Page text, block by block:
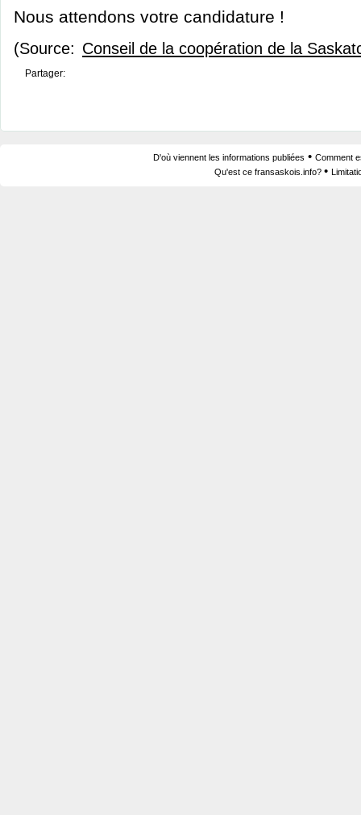
Nous attendons votre candidature !
(Source: Conseil de la coopération de la
Partager:
D'où viennent les informations publiées • Comment
Qu'est ce fransaskois.info? •